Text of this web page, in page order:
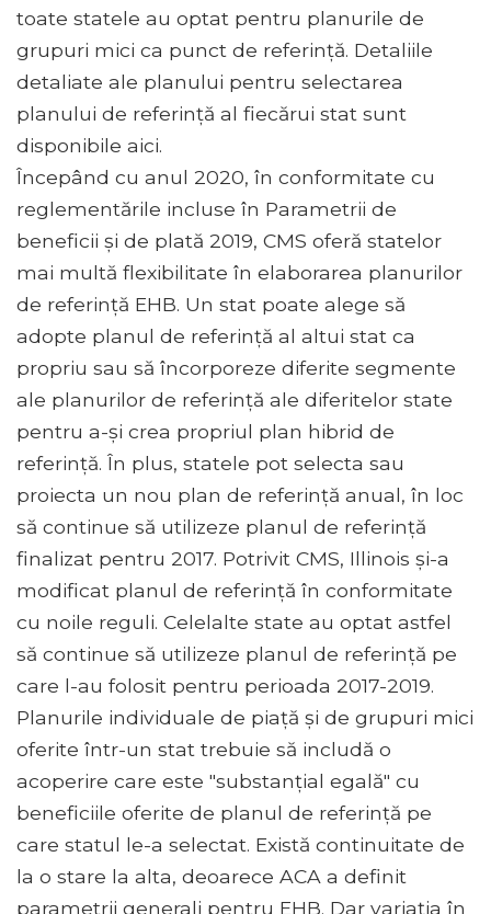
toate statele au optat pentru planurile de
grupuri mici ca punct de referință. Detaliile
detaliate ale planului pentru selectarea
planului de referință al fiecărui stat sunt
disponibile aici.
Începând cu anul 2020, în conformitate cu
reglementările incluse în Parametrii de
beneficii și de plată 2019, CMS oferă statelor
mai multă flexibilitate în elaborarea planurilor
de referință EHB. Un stat poate alege să
adopte planul de referință al altui stat ca
propriu sau să încorporeze diferite segmente
ale planurilor de referință ale diferitelor state
pentru a-și crea propriul plan hibrid de
referință. În plus, statele pot selecta sau
proiecta un nou plan de referință anual, în loc
să continue să utilizeze planul de referință
finalizat pentru 2017. Potrivit CMS, Illinois și-a
modificat planul de referință în conformitate
cu noile reguli. Celelalte state au optat astfel
să continue să utilizeze planul de referință pe
care l-au folosit pentru perioada 2017-2019.
Planurile individuale de piață și de grupuri mici
oferite într-un stat trebuie să includă o
acoperire care este "substanțial egală" cu
beneficiile oferite de planul de referință pe
care statul le-a selectat. Există continuitate de
la o stare la alta, deoarece ACA a definit
parametrii generali pentru EHB. Dar variația în